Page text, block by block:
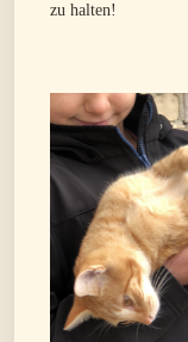
zu halten!